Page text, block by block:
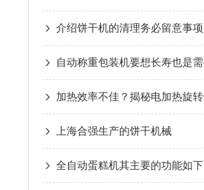
介绍饼干机的清理务必留意事项
上海合强生产的饼干机械
全自动蛋糕机其主要的功能如下